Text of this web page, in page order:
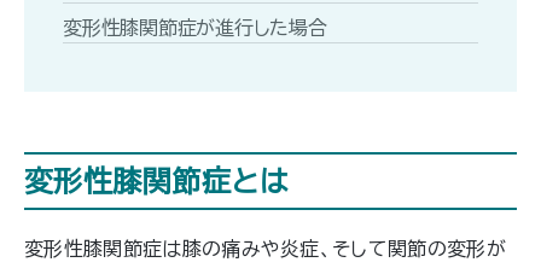
変形性膝関節症が進行した場合
変形性膝関節症とは
変形性膝関節症は膝の痛みや炎症、そして関節の変形が